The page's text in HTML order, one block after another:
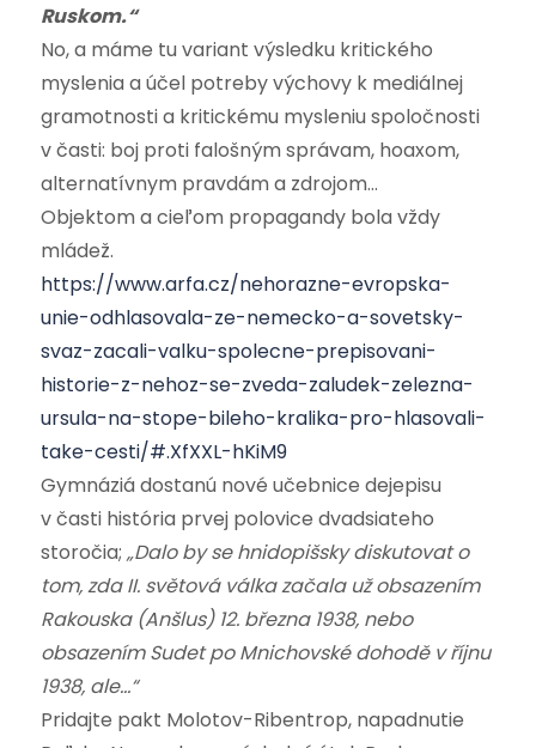
Ruskom.“
No, a máme tu variant výsledku kritického
myslenia a účel potreby výchovy k mediálnej
gramotnosti a kritickému mysleniu spoločnosti
v časti: boj proti falošným správam, hoaxom,
alternatívnym pravdám a zdrojom…
Objektom a cieľom propagandy bola vždy
mládež.
https://www.arfa.cz/nehorazne-evropska-
unie-odhlasovala-ze-nemecko-a-sovetsky-
svaz-zacali-valku-spolecne-prepisovani-
historie-z-nehoz-se-zveda-zaludek-zelezna-
ursula-na-stope-bileho-kralika-pro-hlasovali-
take-cesti/#.XfXXL-hKiM9
Gymnáziá dostanú nové učebnice dejepisu
v časti história prvej polovice dvadsiateho
storočia; „Dalo by se hnidopišsky diskutovat o
tom, zda II. světová válka začala už obsazením
Rakouska (Anšlus) 12. března 1938, nebo
obsazením Sudet po Mnichovské dohodě v říjnu
1938, ale…“
Pridajte pakt Molotov-Ribentrop, napadnutie